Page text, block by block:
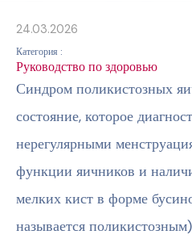
24.03.2026
Категория :
Руководство по здоровью
Синдром поликистозных
состояние, которое
нерегулярными
функции яичников и
мелких кист в форме
называется